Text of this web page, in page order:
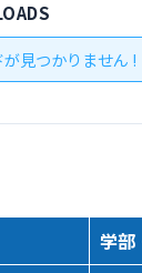
見つかりません !
学部